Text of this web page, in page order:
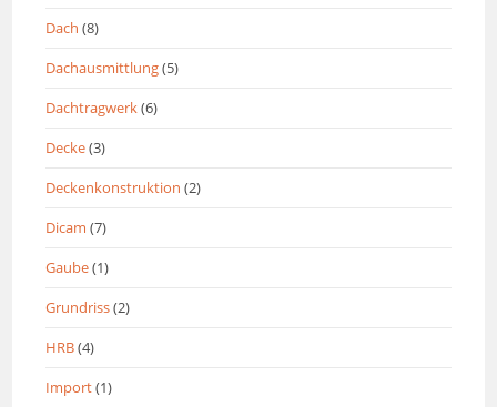
Dach (8)
Dachausmittlung(5)
Dachtragwerk(6)
Decke(3)
Deckenkonstruktion (2)
Dicam (7)
Gaube(1)
Grundriss(2)
HRB(4)
Import(1)